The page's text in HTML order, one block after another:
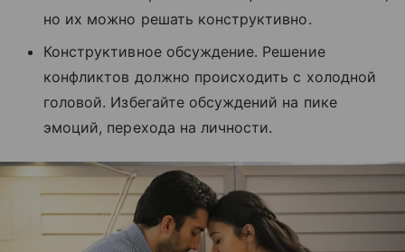
но их можно решать конструктивно.
Конструктивное обсуждение. Решение
конфликтов должно происходить с холодной
головой. Избегайте обсуждений на пике
эмоций, перехода на личности.